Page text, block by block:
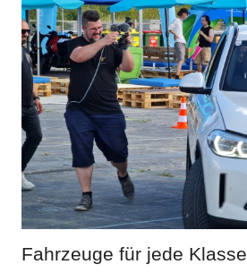
Fahrzeuge für jede Klasse